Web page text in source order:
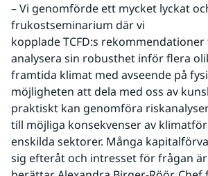
– Vi genomförde ett mycket lyckat
frukostseminarium där vi
kopplade TCFD:s
analysera sin robusthet inför flera
framtida klimat med avseende på
möjligheten att dela med oss av
praktiskt kan genomföra
till möjliga konsekvenser av
enskilda sektorer. Många
sig efteråt och intresset för frågan